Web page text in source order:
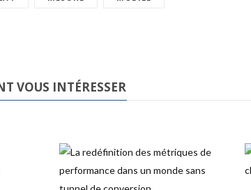
VOUS INTÉRESSER